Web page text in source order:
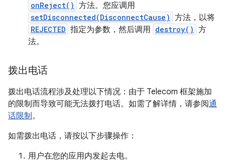
onReject() 方法。您应调用
setDisconnected(DisconnectCause) 方法，以将
REJECTED 指定为参数，然后调用 destroy() 方
法。
拨出电话
拨出电话流程涉及处理以下情况：由于 Telecom 框架施加
的限制而导致可能无法拨打电话。如需了解详情，请参阅通
话限制。
如需拨出电话，请按以下步骤操作：
用户在您的应用内发起去电。